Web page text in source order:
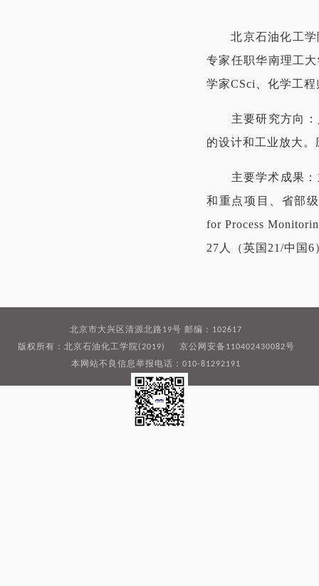
北京石油化工学院
专家任职华南理工
学家CSci、化学工
主要研究方向：人
的设计和工业放大
主要学术成果：主
和重点项目、省部
for Process
27人（英国21/中国
北京市大兴区清源北路19号 邮编：102617
版权所有：北京石油化工学院(2019) 京公网安备110402430082号
本网站不良信息举报电话：010-81292191